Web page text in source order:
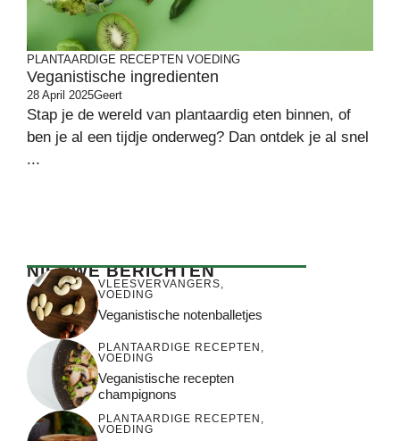
PLANTAARDIGE RECEPTEN VOEDING
Veganistische ingredienten
28 April 2025Geert
Stap je de wereld van plantaardig eten binnen, of
ben je al een tijdje onderweg? Dan ontdek je al snel
...
NIEUWE BERICHTEN
VLEESVERVANGERS,
VOEDING
Veganistische notenballetjes
PLANTAARDIGE RECEPTEN ,
VOEDING
Veganistische recepten
champignons
PLANTAARDIGE RECEPTEN ,
VOEDING